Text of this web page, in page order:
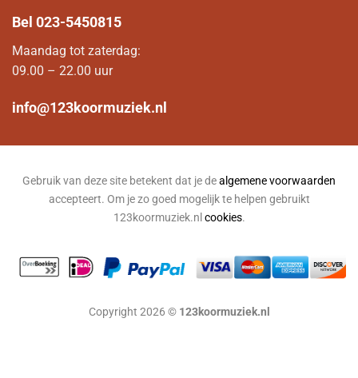
Bel 023-5450815
Maandag tot zaterdag:
09.00 – 22.00 uur
info@123koormuziek.nl
Gebruik van deze site betekent dat je dealgemene voorwaarden
accepteert. Om je zo goed mogelijk te helpen gebruikt
123koormuziek.nlcookies.
Copyright 2026 © 123koormuziek.nl